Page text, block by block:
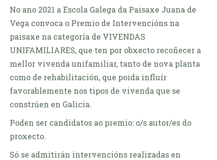
No ano 2021 a Escola Galega da Paisaxe Juana de
Vega convoca o Premio de Intervencións na
paisaxe na categoría de VIVENDAS
UNIFAMILIARES, que ten por obxecto recoñecer a
mellor vivenda unifamiliar, tanto de nova planta
como de rehabilitación, que poida influír
favorablemente nos tipos de vivenda que se
constrúen en Galicia.
Poden ser candidatos ao premio: o/s autor/es do
proxecto.
Só se admitirán intervencións realizadas en